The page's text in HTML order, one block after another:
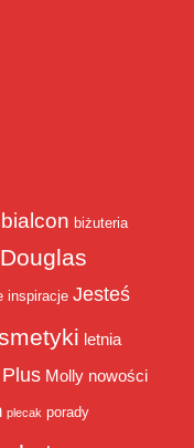
bialcon biżuteria
Douglas
inspiracje Jesteś
letnia
Molly nowości
plecak porady